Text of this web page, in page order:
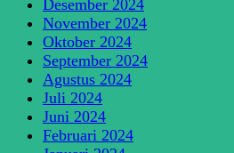
Desember 2024
November 2024
Oktober 2024
September 2024
Agustus 2024
Juli 2024
Juni 2024
Februari 2024